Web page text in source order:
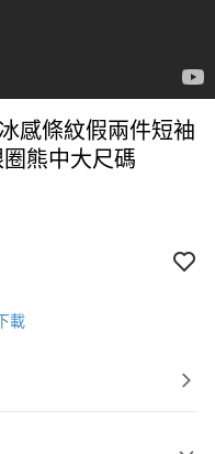
感條紋假兩件短袖
熊中大尺碼
載